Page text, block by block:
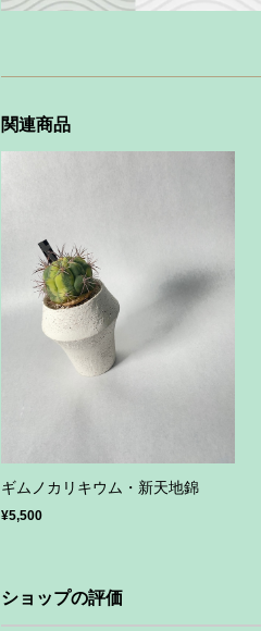
関連商品
ギムノカリキウム・新天地錦
¥5,500
ショップの評価